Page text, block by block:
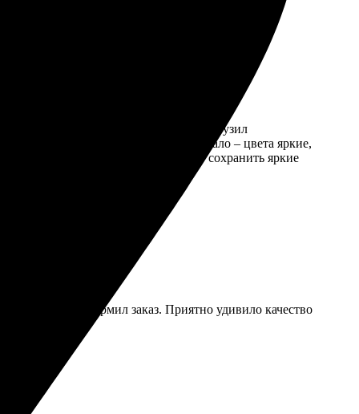
очень простым: выбрал дизайн, загрузил
полчаса. Качество печати порадовало – цвета яркие,
Рекомендую всем, кто хочет сохранить яркие
макет и оформил заказ. Приятно удивило качество